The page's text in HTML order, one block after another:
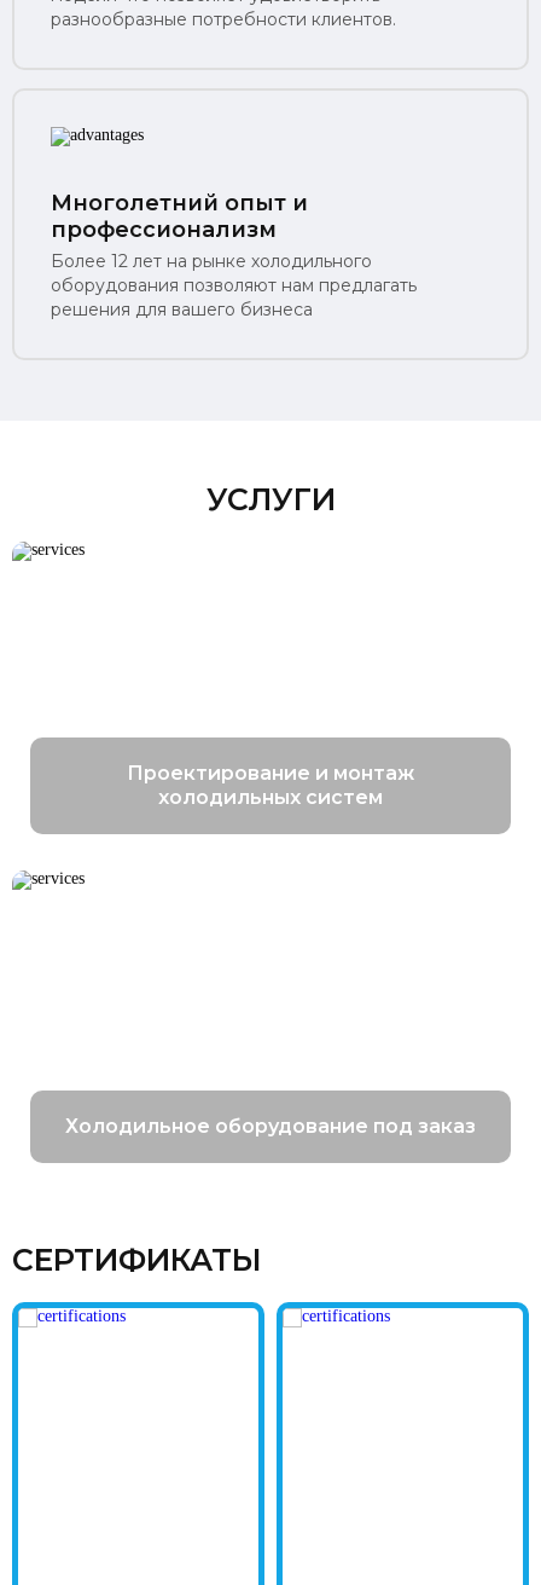
разнообразные потребности клиентов.
Многолетний опыт и
профессионализм
Более 12 лет на рынке холодильного
оборудования позволяют нам предлагать
решения для вашего бизнеса
УСЛУГИ
Проектирование и монтаж
холодильных систем
Холодильное оборудование под заказ
СЕРТИФИКАТЫ